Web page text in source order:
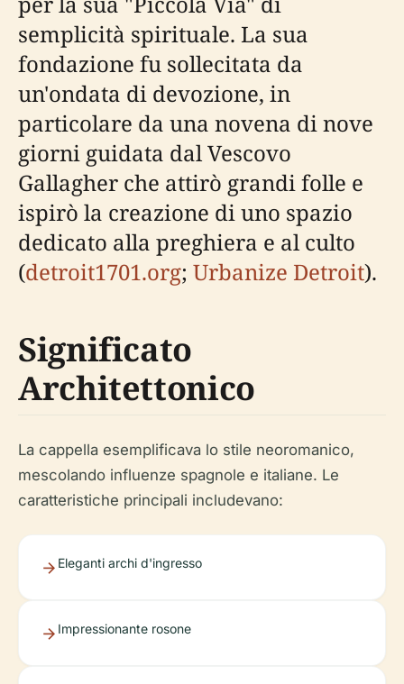
semplicità spirituale. La sua
fondazione fu sollecitata da
un'ondata di devozione, in
particolare da una novena di nove
giorni guidata dal Vescovo
Gallagher che attirò grandi folle e
ispirò la creazione di uno spazio
dedicato alla preghiera e al culto
(detroit1701.org; Urbanize Detroit).
Significato
Architettonico
La cappella esemplificava lo stile neoromanico,
mescolando influenze spagnole e italiane. Le
caratteristiche principali includevano:
Eleganti archi d'ingresso
Impressionante rosone